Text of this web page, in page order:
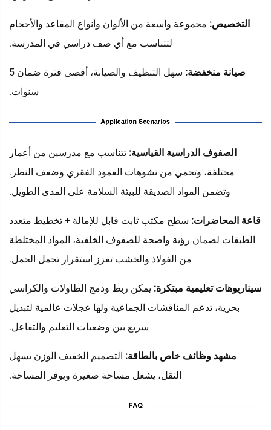
التخصيص: مجموعة واسعة من الألوان وأنواع المقاعد والأحجام
لتتناسب مع أي صف دراسي في المدرسة.
صيانة منخفضة:
سهل التنظيف والصيانة، أقصى فترة ضمان 5
سنوات.
الصفوف الدراسية القياسية: تتناسب مع مدرسين من أعمار
مختلفة، وتحمي من تشوهات العمود الفقري وضعف النظر.
وتضمن المواد الصديقة للبيئة السلامة على المدى الطويل.
قاعة المحاضرات: سطح مكتب ثابت قابل للإمالة + تخطيط متعدد
الطبقات لضمان رؤية واضحة للصفوف الخلفية، المواد المختلطة
من الفولاذ والخشب تعزز استقرار تحمل الحمل.
سيناريوهات تعليمية مبتكرة: يمكن ربط ودمج الطاولات والكراسي
بحرية، تدعم المناقشات الجماعية ولها عجلات عالمية لتبديل
سريع بين وضعيات التعليم والتفاعل.
مشهد وظائف خاص بالطاقة: التصميم الخفيف الوزن يسهل
النقل، يشغل مساحة صغيرة ويوفر المساحة.